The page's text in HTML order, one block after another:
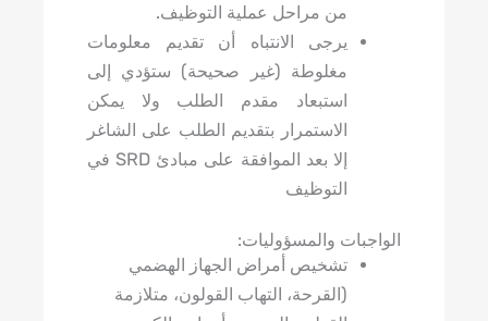
من مراحل عملية التوظيف.
يرجى الانتباه أن تقديم معلومات
مغلوطة (غير صحيحة) ستؤدي إلى
استبعاد مقدم الطلب ولا يمكن
الاستمرار بتقديم الطلب على الشاغر
إلا بعد الموافقة على مبادئ SRD في
التوظيف
الواجبات والمسؤوليات:
تشخيص أمراض الجهاز الهضمي
(القرحة، التهاب القولون، متلازمة